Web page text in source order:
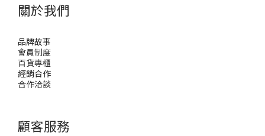
關於我們
品牌故事
會員制度
百貨專櫃
經銷合作
合作洽談
顧客服務